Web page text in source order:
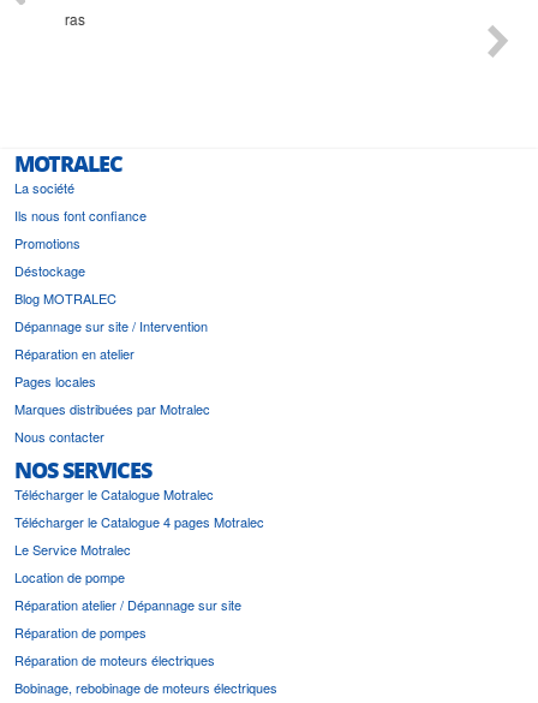
Monsieur Delhaye est une personne disponible, à
MOTRALEC
La société
Ils nous font confiance
Promotions
Déstockage
Blog MOTRALEC
Dépannage sur site / Intervention
Réparation en atelier
Pages locales
Marques distribuées par Motralec
Nous contacter
NOS SERVICES
Télécharger le Catalogue Motralec
Télécharger le Catalogue 4 pages Motralec
Le Service Motralec
Location de pompe
Réparation atelier / Dépannage sur site
Réparation de pompes
Réparation de moteurs électriques
Bobinage, rebobinage de moteurs électriques